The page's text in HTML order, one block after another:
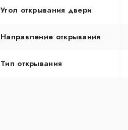
Угол открывания двери
Направление открывания
Тип открывания